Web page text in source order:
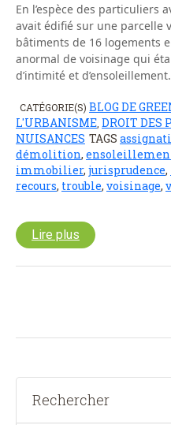
En l’espèce des particuliers
avait édifié sur une parcelle
bâtiments de 16 logements
anormal de voisinage qui
d’intimité et d’ensoleillement.
CATÉGORIE(S) BLOG DE
L'URBANISME DROIT DES
NUISANCES TAGS
démolition,
immobilier, jurisprudence,
recours, trouble, voisinage,
Lire plus